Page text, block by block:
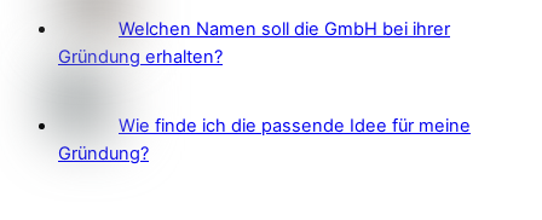
Welchen Namen soll die GmbH bei ihrer
Gründung erhalten?
Wie finde ich die passende Idee für meine
Gründung?